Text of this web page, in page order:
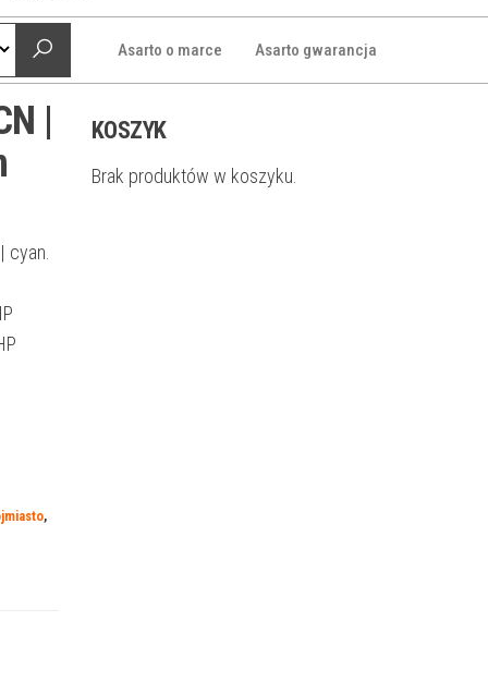
Asarto o marce Asarto gwarancja
|
cyan.
,
KOSZYK
Brak produktów w koszyku.